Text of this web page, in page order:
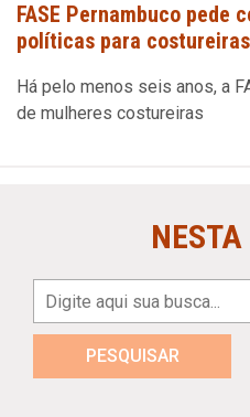
FASE Pernambuco pede
políticas para costureiras
Há pelo menos seis anos, a
de mulheres costureiras
PESQUISAR